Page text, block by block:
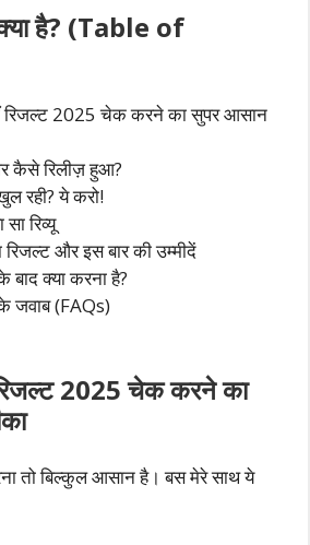
है? (Table of
रिजल्ट 2025 चेक करने का सुपर आसान
कैसे रिलीज़ हुआ?
रही? ये करो!
सा रिव्यू
और इस बार की उम्मीदें
क्या करना है?
जवाब (FAQs)
रिजल्ट 2025 चेक करने का
तो बिल्कुल आसान है। बस मेरे साथ ये